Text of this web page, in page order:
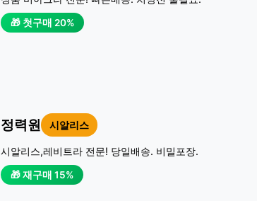
🎁 첫구매 20%
정력원 시알리스
시알리스,레비트라 전문! 당일배송. 비밀포장.
🎁 재구매 15%